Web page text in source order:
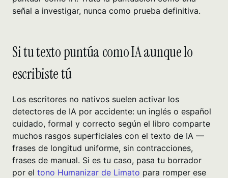
señal a investigar, nunca como prueba definitiva.
Si tu texto puntúa como IA aunque lo
escribiste tú
Los escritores no nativos suelen activar los
detectores de IA por accidente: un inglés o español
cuidado, formal y correcto según el libro comparte
muchos rasgos superficiales con el texto de IA —
frases de longitud uniforme, sin contracciones,
frases de manual. Si es tu caso, pasa tu borrador
por el tono Humanizar de Limato para romper ese